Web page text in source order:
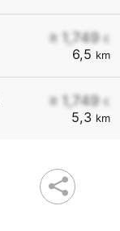
≥ 1,749 €
6,5 km
≥ 1,749 €
5,3 km